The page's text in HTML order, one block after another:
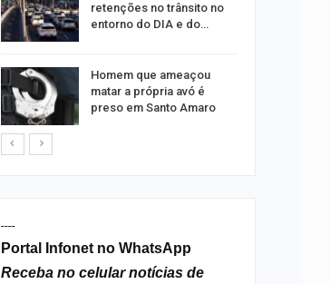
retenções no trânsito no
entorno do DIA e do…
Homem que ameaçou
matar a própria avó é
preso em Santo Amaro
----
Portal Infonet no WhatsApp
Receba no celular notícias de